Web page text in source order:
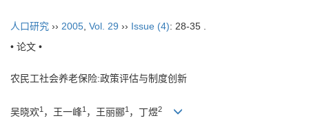
人口研究 ›› 2005 Vol. 29 ›› Issue (4): 28-35 .
• 论文 •
农民工社会养老保险:政策评估与制度创新
吴晓欢1 ，王一峰1 ，王丽郦1 ，丁煜2